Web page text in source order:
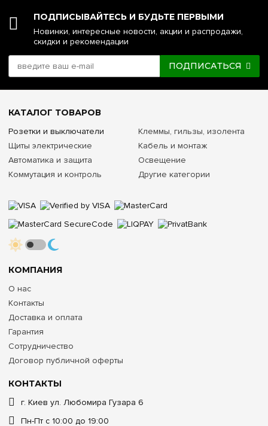
ПОДПИСЫВАЙТЕСЬ И БУДЬТЕ ПЕРВЫМИ
Новинки, интересные новости, акции и распродажи,
скидки и рекомендации
ПОДПИСАТЬСЯ
КОНТАКТЫ
г. Киев ул. Любомира Гузара 6
Пн-Пт с 10:00 до 19:00
КОМПАНИЯ
О нас
Контакты
Доставка и оплата
Гарантия
Сотрудничество
Договор публичной оферты
КАТАЛОГ ТОВАРОВ
Розетки и выключатели
Щиты электрические
Автоматика и защита
Коммутация и контроль
Клеммы, гильзы, изолента
Кабель и монтаж
Освещение
Другие категории